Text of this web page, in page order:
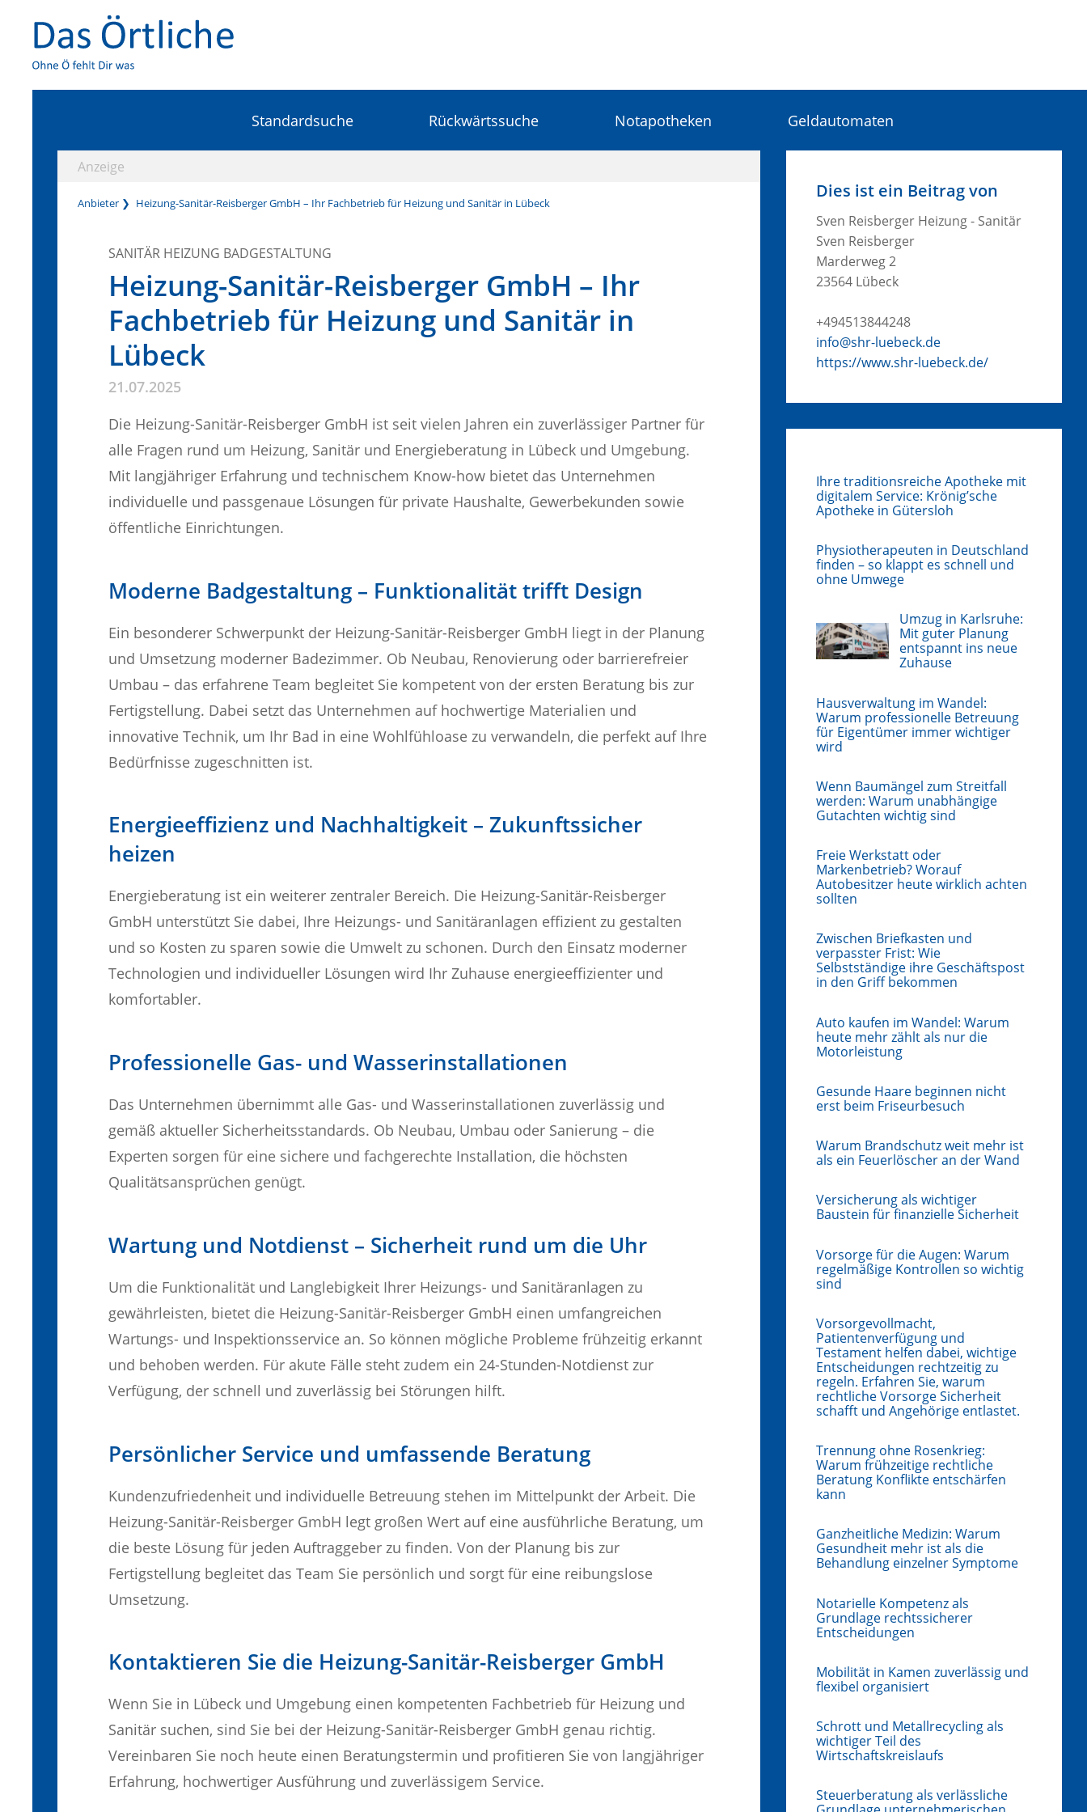
Standardsuche Rückwärtssuche Notapotheken Geldautomaten
Anzeige
Anbieter Heizung-Sanitär-Reisberger GmbH – Ihr Fachbetrieb für Heizung und Sanitär in Lübeck
SANITÄR HEIZUNG BADGESTALTUNG
Heizung-Sanitär-Reisberger GmbH – Ihr
Fachbetrieb für Heizung und Sanitär in
Lübeck
21.07.2025
Die Heizung-Sanitär-Reisberger GmbH ist seit vielen Jahren ein zuverlässiger Partner für
alle Fragen rund um Heizung, Sanitär und Energieberatung in Lübeck und Umgebung.
Mit langjähriger Erfahrung und technischem Know-how bietet das Unternehmen
individuelle und passgenaue Lösungen für private Haushalte, Gewerbekunden sowie
öffentliche Einrichtungen.
Moderne Badgestaltung – Funktionalität trifft Design
Ein besonderer Schwerpunkt der Heizung-Sanitär-Reisberger GmbH liegt in der Planung
und Umsetzung moderner Badezimmer. Ob Neubau, Renovierung oder barrierefreier
Umbau – das erfahrene Team begleitet Sie kompetent von der ersten Beratung bis zur
Fertigstellung. Dabei setzt das Unternehmen auf hochwertige Materialien und
innovative Technik, um Ihr Bad in eine Wohlfühloase zu verwandeln, die perfekt auf Ihre
Bedürfnisse zugeschnitten ist.
Energieeffizienz und Nachhaltigkeit – Zukunftssicher
heizen
Energieberatung ist ein weiterer zentraler Bereich. Die Heizung-Sanitär-Reisberger
GmbH unterstützt Sie dabei, Ihre Heizungs- und Sanitäranlagen effizient zu gestalten
und so Kosten zu sparen sowie die Umwelt zu schonen. Durch den Einsatz moderner
Technologien und individueller Lösungen wird Ihr Zuhause energieeffizienter und
komfortabler.
Professionelle Gas- und Wasserinstallationen
Das Unternehmen übernimmt alle Gas- und Wasserinstallationen zuverlässig und
gemäß aktueller Sicherheitsstandards. Ob Neubau, Umbau oder Sanierung – die
Experten sorgen für eine sichere und fachgerechte Installation, die höchsten
Qualitätsansprüchen genügt.
Wartung und Notdienst – Sicherheit rund um die Uhr
Um die Funktionalität und Langlebigkeit Ihrer Heizungs- und Sanitäranlagen zu
gewährleisten, bietet die Heizung-Sanitär-Reisberger GmbH einen umfangreichen
Wartungs- und Inspektionsservice an. So können mögliche Probleme frühzeitig erkannt
und behoben werden. Für akute Fälle steht zudem ein 24-Stunden-Notdienst zur
Verfügung, der schnell und zuverlässig bei Störungen hilft.
Persönlicher Service und umfassende Beratung
Kundenzufriedenheit und individuelle Betreuung stehen im Mittelpunkt der Arbeit. Die
Heizung-Sanitär-Reisberger GmbH legt großen Wert auf eine ausführliche Beratung, um
die beste Lösung für jeden Auftraggeber zu finden. Von der Planung bis zur
Fertigstellung begleitet das Team Sie persönlich und sorgt für eine reibungslose
Umsetzung.
Kontaktieren Sie die Heizung-Sanitär-Reisberger GmbH
Wenn Sie in Lübeck und Umgebung einen kompetenten Fachbetrieb für Heizung und
Sanitär suchen, sind Sie bei der Heizung-Sanitär-Reisberger GmbH genau richtig.
Vereinbaren Sie noch heute einen Beratungstermin und profitieren Sie von langjähriger
Erfahrung, hochwertiger Ausführung und zuverlässigem Service.
Dies ist ein Beitrag von
Sven Reisberger Heizung - Sanitär
Sven Reisberger
Marderweg 2
23564 Lübeck
+494513844248
info@shr-luebeck.de
https://www.shr-luebeck.de/
Ihre traditionsreiche Apotheke mit
digitalem Service: Krönig’sche
Apotheke in Gütersloh
Physiotherapeuten in Deutschland
finden – so klappt es schnell und
ohne Umwege
Umzug in Karlsruhe:
Mit guter Planung
entspannt ins neue
Zuhause
Hausverwaltung im Wandel:
Warum professionelle Betreuung
für Eigentümer immer wichtiger
wird
Wenn Baumängel zum Streitfall
werden: Warum unabhängige
Gutachten wichtig sind
Freie Werkstatt oder
Markenbetrieb? Worauf
Autobesitzer heute wirklich achten
sollten
Zwischen Briefkasten und
verpasster Frist: Wie
Selbstständige ihre Geschäftspost
in den Griff bekommen
Auto kaufen im Wandel: Warum
heute mehr zählt als nur die
Motorleistung
Gesunde Haare beginnen nicht
erst beim Friseurbesuch
Warum Brandschutz weit mehr ist
als ein Feuerlöscher an der Wand
Versicherung als wichtiger
Baustein für finanzielle Sicherheit
Vorsorge für die Augen: Warum
regelmäßige Kontrollen so wichtig
sind
Vorsorgevollmacht,
Patientenverfügung und
Testament helfen dabei, wichtige
Entscheidungen rechtzeitig zu
regeln. Erfahren Sie, warum
rechtliche Vorsorge Sicherheit
schafft und Angehörige entlastet.
Trennung ohne Rosenkrieg:
Warum frühzeitige rechtliche
Beratung Konflikte entschärfen
kann
Ganzheitliche Medizin: Warum
Gesundheit mehr ist als die
Behandlung einzelner Symptome
Notarielle Kompetenz als
Grundlage rechtssicherer
Entscheidungen
Mobilität in Kamen zuverlässig und
flexibel organisiert
Schrott und Metallrecycling als
wichtiger Teil des
Wirtschaftskreislaufs
Steuerberatung als verlässliche